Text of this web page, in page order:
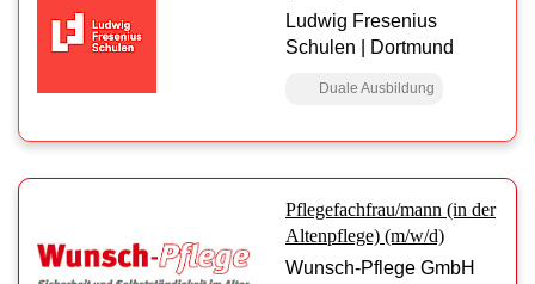
Ludwig Fresenius
Schulen | Dortmund
Duale Ausbildung
Pflegefachfrau/mann (in der
Altenpflege) (m/w/d)
Wunsch-Pflege GmbH